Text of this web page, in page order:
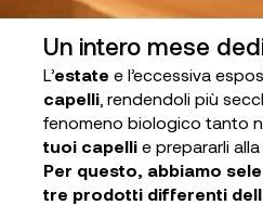
Un intero mese
L’estate e l’eccessiva
capelli , rendendoli più
fenomeno biologico tanto
tuoi capelli e prepararli
Per questo, abbiamo
tre prodotti differenti